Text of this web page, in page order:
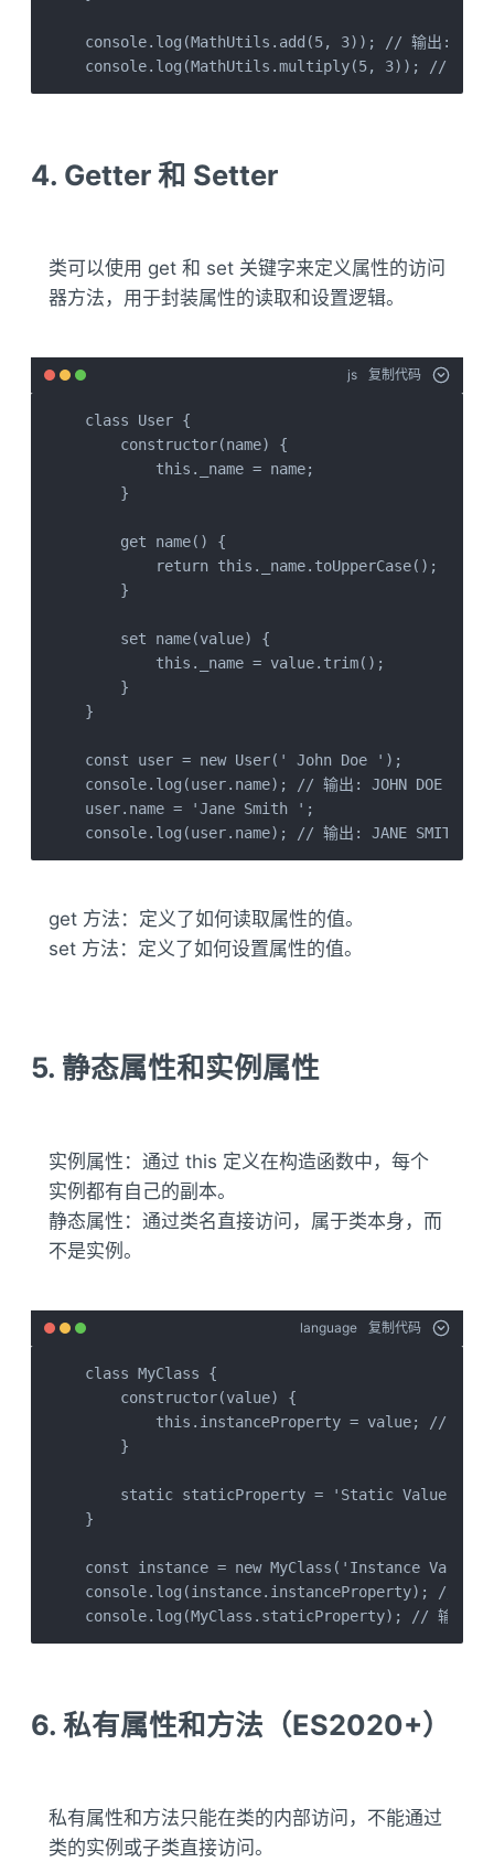
console.log(MathUtils.add(5, 3)); // 输出: 8
console.log(MathUtils.multiply(5, 3)); // 输出
4. Getter 和 Setter
类可以使用 get 和 set 关键字来定义属性的访问
器方法，用于封装属性的读取和设置逻辑。
js 复制代码
class User {
    constructor(name) {
        this._name = name;
    }
    get name() {
        return this._name.toUpperCase();
    }
    set name(value) {
        this._name = value.trim();
    }
}
const user = new User(' John Doe ');
console.log(user.name); // 输出: JOHN DOE
user.name = 'Jane Smith ';
console.log(user.name); // 输出: JANE SMITH
get 方法：定义了如何读取属性的值。
set 方法：定义了如何设置属性的值。
5. 静态属性和实例属性
实例属性：通过 this 定义在构造函数中，每个
实例都有自己的副本。
静态属性：通过类名直接访问，属于类本身，而
不是实例。
language 复制代码
class MyClass {
    constructor(value) {
this.instanceProperty = value; // 实例
    }
static staticProperty = 'Static Value'; //
}
const instance = new MyClass('Instance
console.log(instance.instanceProperty); // 输
console.log(MyClass.staticProperty); // 输出:
6. 私有属性和方法（ES2020+）
私有属性和方法只能在类的内部访问，不能通过
类的实例或子类直接访问。